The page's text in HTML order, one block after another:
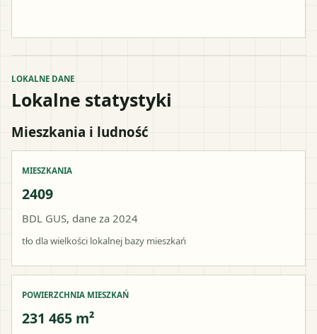
LOKALNE DANE
Lokalne statystyki
Mieszkania i ludność
MIESZKANIA
2409
BDL GUS, dane za 2024
tło dla wielkości lokalnej bazy mieszkań
POWIERZCHNIA MIESZKAŃ
231 465 m²